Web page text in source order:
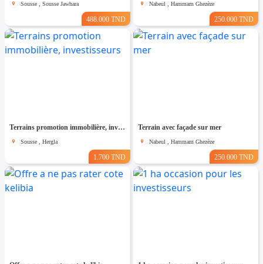
Sousse , Sousse Jawhara
488.000 TND
Nabeul , Hammam Ghezèze
250.000 TND
Terrains promotion immobilière, investisseurs
Sousse , Hergla
1.700 TND
Terrain avec façade sur mer
Nabeul , Hammam Ghezèze
250.000 TND